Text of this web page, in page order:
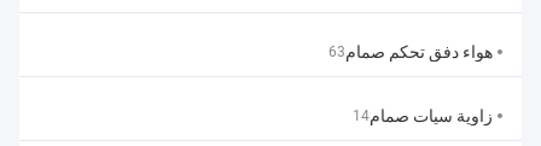
هواء دفق تحكم صمام63
زاوية سيات صمام14